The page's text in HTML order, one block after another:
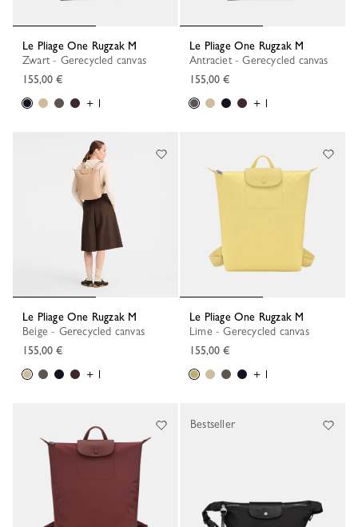
Le Pliage One Rugzak M
Zwart - Gerecycled canvas
155,00 €
+ 1
Le Pliage One Rugzak M
Antraciet - Gerecycled canvas
155,00 €
+ 1
Le Pliage One Rugzak M
Beige - Gerecycled canvas
155,00 €
+ 1
Le Pliage One Rugzak M
Lime - Gerecycled canvas
155,00 €
+ 1
Bestseller